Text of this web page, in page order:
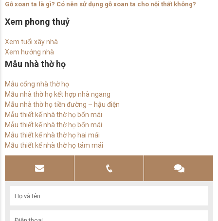
Gỗ xoan ta là gì? Có nên sử dụng gỗ xoan ta cho nội thất không?
Xem phong thuỷ
Xem tuổi xây nhà
Xem hướng nhà
Mẫu nhà thờ họ
Mẫu cổng nhà thờ họ
Mẫu nhà thờ họ kết hợp nhà ngang
Mẫu nhà thờ họ tiền đường – hậu điện
Mẫu thiết kế nhà thờ họ bốn mái
Mẫu thiết kế nhà thờ họ bốn mái
Mẫu thiết kế nhà thờ họ hai mái
Mẫu thiết kế nhà thờ họ tám mái